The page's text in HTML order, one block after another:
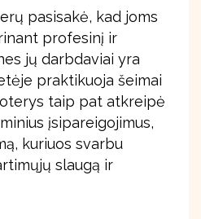
pasisakė, kad joms
profesinį ir
jų darbdaviai yra
praktikuoja šeimai
taip pat atkreipė
įsipareigojimus,
kuriuos svarbu
slaugą ir